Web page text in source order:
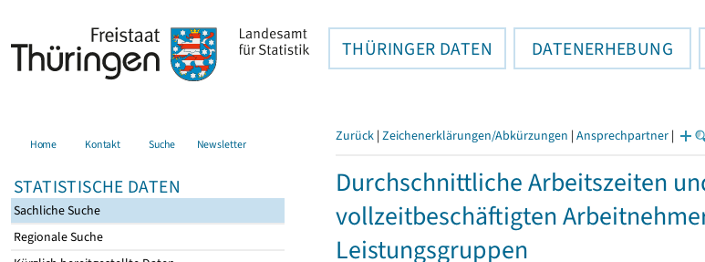
THÜRINGER DATEN DATENERHEBUNG
Home Kontakt Suche Newsletter
STATISTISCHE DATEN
Sachliche Suche
Regionale Suche
Zurück | Zeichenerklärungen/Abkürzungen | Ansprechpartner |
Durchschnittliche Arbeitszeiten
vollzeitbeschäftigten
Leistungsgruppen